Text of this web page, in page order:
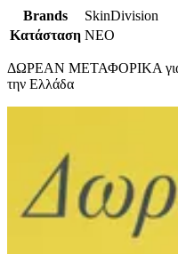
Brands
SkinDivision
Κατάσταση ΝΕΟ
ΔΩΡΕΑΝ ΜΕΤΑΦΟΡΙΚΑ για
την Ελλάδα